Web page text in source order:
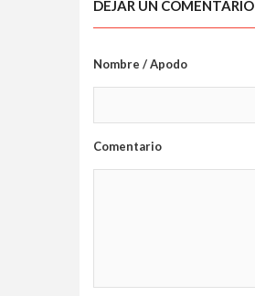
DEJAR UN COMENTARIO
Nombre / Apodo
Comentario